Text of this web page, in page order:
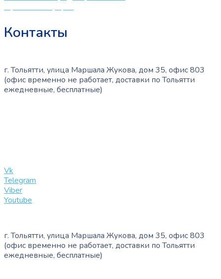
Публичная оферта
Контакты
г. Тольятти, улица Маршала Жукова, дом 35, офис 803
(офис временно не работает, доставки по Тольятти
ежедневные, бесплатные)
Vk
Telegram
Viber
Youtube
г. Тольятти, улица Маршала Жукова, дом 35, офис 803
(офис временно не работает, доставки по Тольятти
ежедневные, бесплатные)